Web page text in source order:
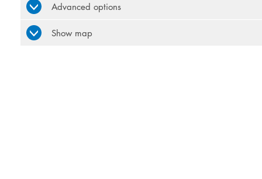
Advanced options
Show map